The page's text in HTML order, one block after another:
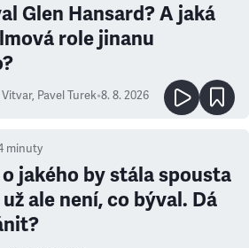
Glen Hansard? A jaká
role jinanu
Vitvar, Pavel Turek•8. 8. 2026
minuty
jakého by stála spousta
ale není, co býval. Dá